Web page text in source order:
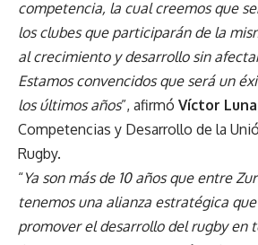
competencia, la cual creemos que
los clubes que participarán de la
al crecimiento y desarrollo sin
Estamos convencidos que será un
los últimos años”, afirmó Víctor Luna
Competencias y Desarrollo de la
Rugby.
“Ya son más de 10 años que entre
tenemos una alianza estratégica
promover el desarrollo del rugby en